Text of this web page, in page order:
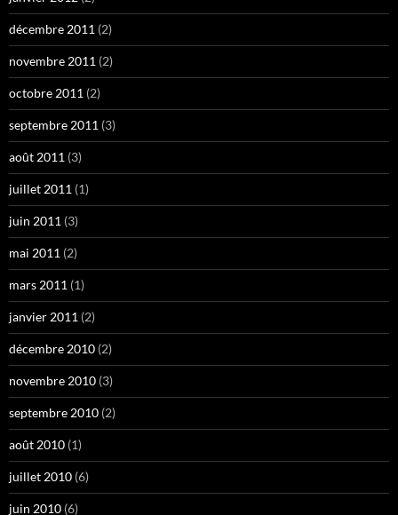
décembre 2011 (2)
novembre 2011 (2)
octobre 2011 (2)
septembre 2011 (3)
août 2011 (3)
juillet 2011 (1)
juin 2011 (3)
mai 2011 (2)
mars 2011 (1)
janvier 2011 (2)
décembre 2010 (2)
novembre 2010 (3)
septembre 2010 (2)
août 2010 (1)
juillet 2010 (6)
juin 2010 (6)